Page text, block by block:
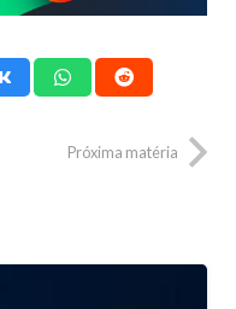
Próxima matéria